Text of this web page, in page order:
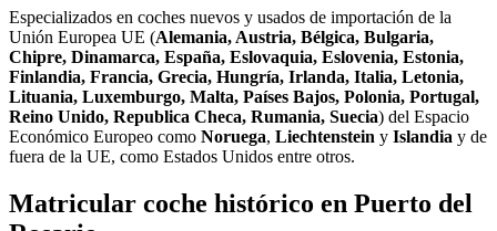
Especializados en coches nuevos y usados de importación de la
Unión Europea UE (Alemania, Austria, Bélgica, Bulgaria,
Chipre, Dinamarca, España, Eslovaquia, Eslovenia, Estonia,
Finlandia, Francia, Grecia, Hungría, Irlanda, Italia, Letonia,
Lituania, Luxemburgo, Malta, Países Bajos, Polonia, Portugal,
Reino Unido, Republica Checa, Rumania, Suecia) del Espacio
Económico Europeo como Noruega, Liechtenstein y Islandia y de
fuera de la UE, como Estados Unidos entre otros.
Matricular coche histórico en Puerto del